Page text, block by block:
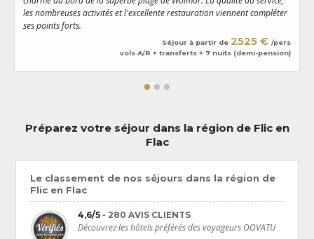
les nombreuses activités et l'excellente restauration viennent compléter
ses points forts.
Séjour à partir de 2525 € /pers
vols A/R + transferts + 7 nuits (demi-pension)
Préparez votre séjour dans la région de Flic en
Flac
Le classement de nos séjours dans la région de
Flic en Flac
4,6/5 - 280 AVIS CLIENTS
Découvrez les hôtels préférés des voyageurs OOVATU